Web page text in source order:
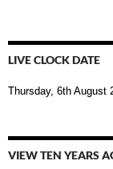
LIVE CLOCK DATE
Thursday, 6th August
VIEW TEN YEARS